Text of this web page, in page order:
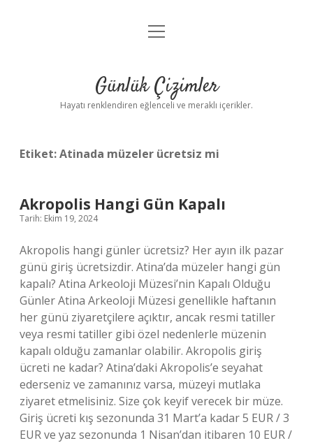
Anasayfa
Yasal Uyarı
menüyü
Günlük Çizimler
Hayatı renklendiren eğlenceli ve meraklı içerikler.
Etiket:Atinada müzeler ücretsiz mi
Akropolis Hangi Gün Kapalı
Tarih: Ekim 19, 2024
Akropolis hangi günler ücretsiz? Her ayın ilk pazar
günü giriş ücretsizdir. Atina’da müzeler hangi gün
kapalı? Atina Arkeoloji Müzesi’nin Kapalı Olduğu
Günler Atina Arkeoloji Müzesi genellikle haftanın
her günü ziyaretçilere açıktır, ancak resmi tatiller
veya resmi tatiller gibi özel nedenlerle müzenin
kapalı olduğu zamanlar olabilir. Akropolis giriş
ücreti ne kadar? Atina’daki Akropolis’e seyahat
ederseniz ve zamanınız varsa, müzeyi mutlaka
ziyaret etmelisiniz. Size çok keyif verecek bir müze.
Giriş ücreti kış sezonunda 31 Mart’a kadar 5 EUR / 3
EUR ve yaz sezonunda 1 Nisan’dan itibaren 10 EUR /